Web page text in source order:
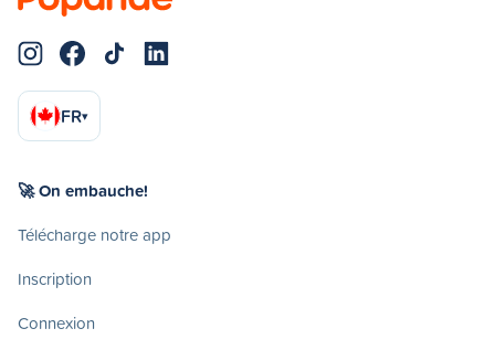
FR▾
🚀 On embauche!
Télécharge notre app
Inscription
Connexion